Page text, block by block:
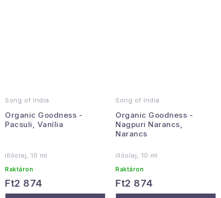
Song of India
Organic Goodness -
Pacsuli, Vanília
illóolaj, 10 ml
Raktáron
Ft2 874
Song of India
Organic Goodness -
Nagpuri Narancs,
Narancs
illóolaj, 10 ml
Raktáron
Ft2 874